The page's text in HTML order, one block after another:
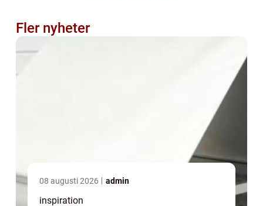
Fler nyheter
08 augusti 2026 admin
inspiration